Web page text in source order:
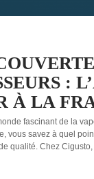
:
À LA
fascinant de la
vous savez à quel
qualité. Chez